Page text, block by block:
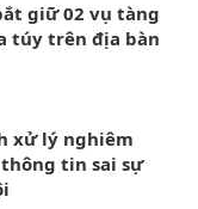
giữ 02 vụ tàng
túy trên địa bàn
xử lý nghiêm
tin sai sự